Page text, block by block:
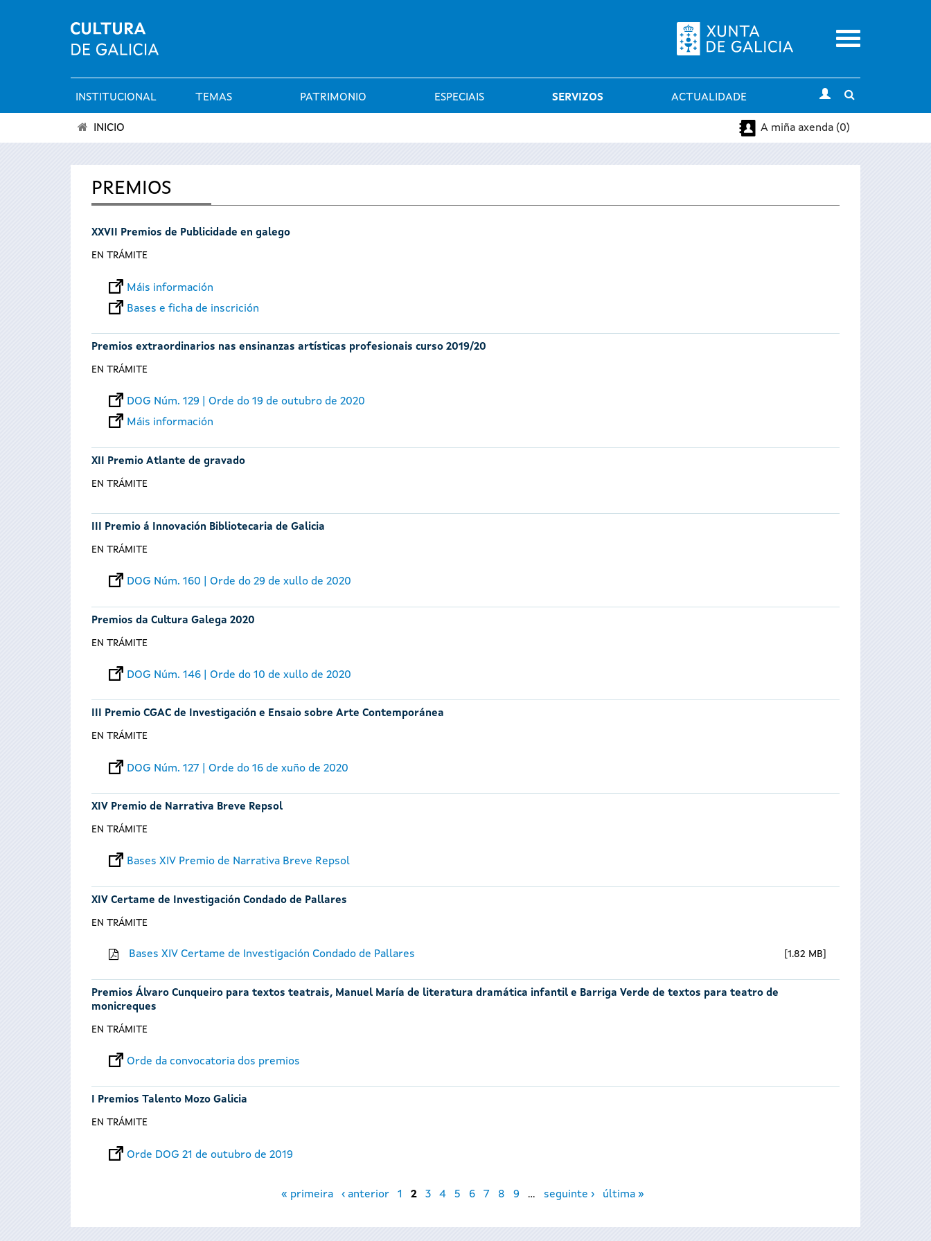
Menu
Menú
principal
INSTITUCIONAL TEMAS PATRIMONIO ESPECIAIS SERVIZOS ACTUALIDADE
search
está
INICIO A miña axenda (0)
PREMIOS
XXVII Premios de Publicidade en galego
EN TRÁMITE
Máis información
Bases e ficha de inscrición
Premios extraordinarios nas ensinanzas artísticas profesionais curso 2019/20
EN TRÁMITE
DOG Núm. 129 | Orde do 19 de outubro de 2020
Máis información
XII Premio Atlante de gravado
EN TRÁMITE
III Premio á Innovación Bibliotecaria de Galicia
EN TRÁMITE
DOG Núm. 160 | Orde do 29 de xullo de 2020
Premios da Cultura Galega 2020
EN TRÁMITE
DOG Núm. 146 | Orde do 10 de xullo de 2020
III Premio CGAC de Investigación e Ensaio sobre Arte Contemporánea
EN TRÁMITE
DOG Núm. 127 | Orde do 16 de xuño de 2020
XIV Premio de Narrativa Breve Repsol
EN TRÁMITE
Bases XIV Premio de Narrativa Breve Repsol
XIV Certame de Investigación Condado de Pallares
EN TRÁMITE
Bases XIV Certame de Investigación Condado de Pallares 1.82 MB
Premios Álvaro Cunqueiro para textos teatrais, Manuel María de literatura dramática infantil e Barriga Verde de textos para teatro de
monicreques
EN TRÁMITE
Orde da convocatoria dos premios
I Premios Talento Mozo Galicia
EN TRÁMITE
Orde DOG 21 de outubro de 2019
« primeira ‹ anterior 1 2 3 4 5 6 7 8 9 … seguinte › última »